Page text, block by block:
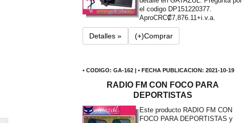
el codigo DP151220377.
AproCRC₡7,876.11+i.v.a.
Detalles » (+)Comprar
• CODIGO: GA-162 | • FECHA PUBLICACION: 2021-10-19
RADIO FM CON FOCO PARA
DEPORTISTAS
Este producto RADIO FM CON
FOCO PARA DEPORTISTAS y